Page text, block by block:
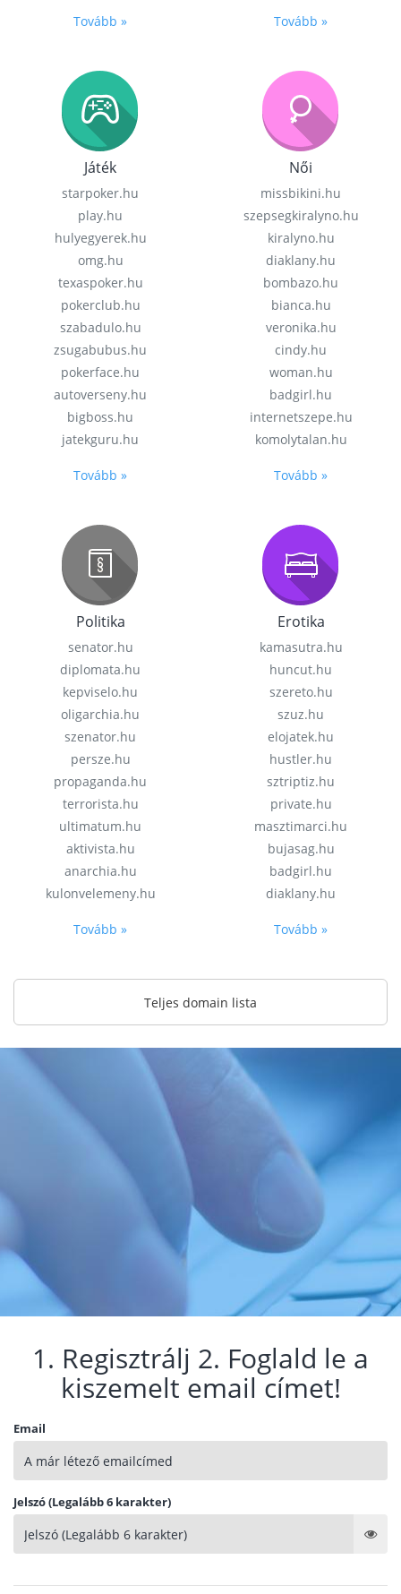
Tovább » Tovább »
Játék
starpoker.hu
play.hu
hulyegyerek.hu
omg.hu
texaspoker.hu
pokerclub.hu
szabadulo.hu
zsugabubus.hu
pokerface.hu
autoverseny.hu
bigboss.hu
jatekguru.hu
Tovább »
Női
missbikini.hu
szepsegkiralyno.hu
kiralyno.hu
diaklany.hu
bombazo.hu
bianca.hu
veronika.hu
cindy.hu
woman.hu
badgirl.hu
internetszepe.hu
komolytalan.hu
Tovább »
Politika
senator.hu
diplomata.hu
kepviselo.hu
oligarchia.hu
szenator.hu
persze.hu
propaganda.hu
terrorista.hu
ultimatum.hu
aktivista.hu
anarchia.hu
kulonvelemeny.hu
Tovább »
Erotika
kamasutra.hu
huncut.hu
szereto.hu
szuz.hu
elojatek.hu
hustler.hu
sztriptiz.hu
private.hu
masztimarci.hu
bujasag.hu
badgirl.hu
diaklany.hu
Tovább »
Teljes domain lista
1. Regisztrálj 2. Foglald le a
kiszemelt email címet!
Email
Jelszó (Legalább 6 karakter)